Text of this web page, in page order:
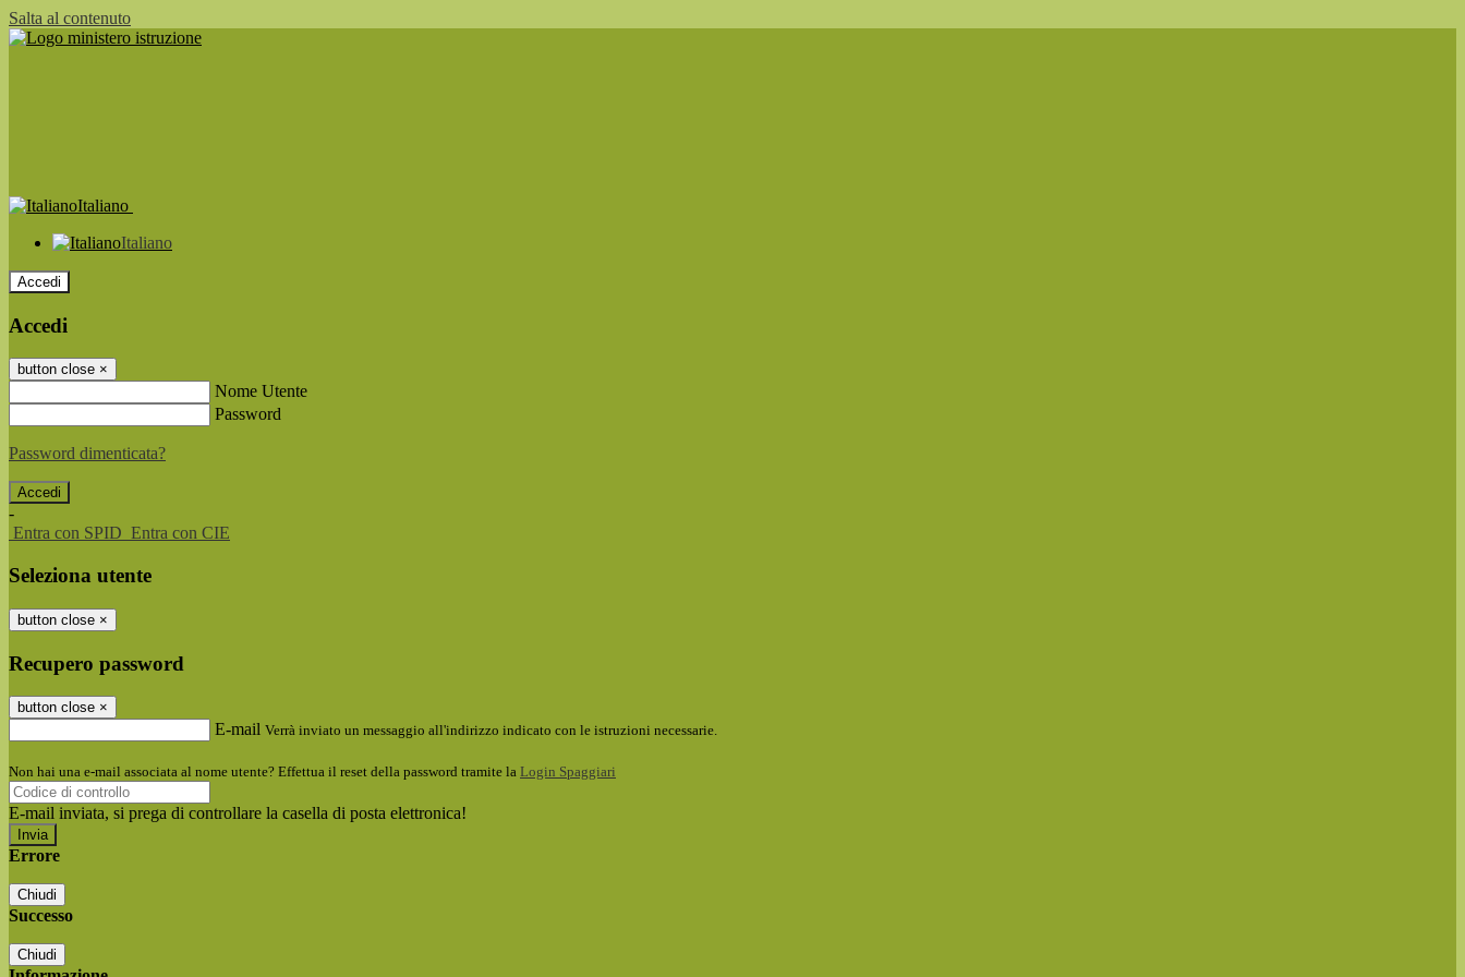
Salta al contenuto
Italiano
Italiano
Accedi
Accedi
button close ×
Nome Utente
Password
Password dimenticata?
-
Entra con SPID Entra con CIE
Seleziona utente
button close ×
Recupero password
button close ×
E-mail Verrà inviato un messaggio all'indirizzo indicato con le istruzioni necessarie.
Non hai una e-mail associata al nome utente? Effettua il reset della password tramite la Login Spaggiari
E-mail inviata, si prega di controllare la casella di posta elettronica!
Errore
Chiudi
Successo
Chiudi